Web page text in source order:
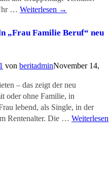
… Weiterlesen →
„Frau Familie Beruf“ neu
von beritadminNovember 14,
– das zeigt der neu
oder ohne Familie, in
lebend, als Single, in der
Rentenalter. Die … Weiterlesen